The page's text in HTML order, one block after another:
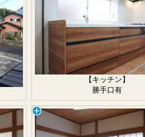
【キッチン】
勝手口有